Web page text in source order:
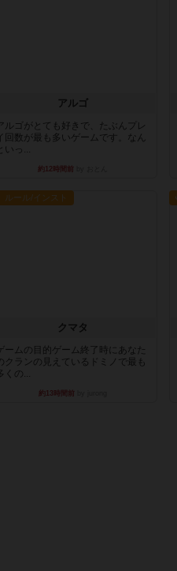
アルゴ
アルゴがとても好きで、たぶんプレ
回数が最も多いゲームです。なん
いっ...
約12時間前
ルール/インスト
クマタ
ームの目的ゲーム終了時にあなた
クランの見えているドミノで最も
くの...
約13時間前